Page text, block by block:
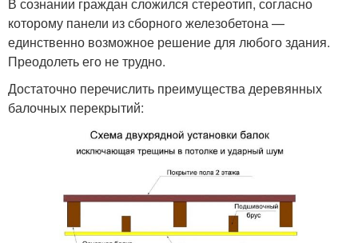
которому панели из сборного железобетона —
единственно возможное решение для любого здания.
Преодолеть его не трудно.
Достаточно перечислить преимущества деревянных
балочных перекрытий: